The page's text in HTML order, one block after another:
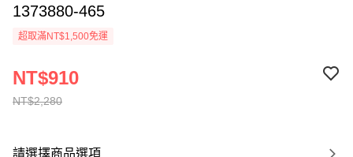
1373880-465
超取滿NT$1,500免運
NT$2,280
NT$910
請選擇商品選項